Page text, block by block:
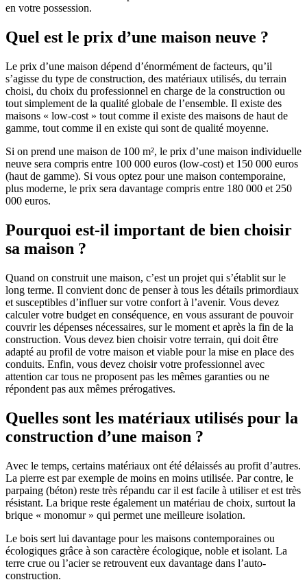
en votre possession.
Quel est le prix d’une maison neuve ?
Le prix d’une maison dépend d’énormément de facteurs, qu’il
s’agisse du type de construction, des matériaux utilisés, du terrain
choisi, du choix du professionnel en charge de la construction ou
tout simplement de la qualité globale de l’ensemble. Il existe des
maisons « low-cost » tout comme il existe des maisons de haut de
gamme, tout comme il en existe qui sont de qualité moyenne.
Si on prend une maison de 100 m², le prix d’une maison individuelle
neuve sera compris entre 100 000 euros (low-cost) et 150 000 euros
(haut de gamme). Si vous optez pour une maison contemporaine,
plus moderne, le prix sera davantage compris entre 180 000 et 250
000 euros.
Pourquoi est-il important de bien choisir
sa maison ?
Quand on construit une maison, c’est un projet qui s’établit sur le
long terme. Il convient donc de penser à tous les détails primordiaux
et susceptibles d’influer sur votre confort à l’avenir. Vous devez
calculer votre budget en conséquence, en vous assurant de pouvoir
couvrir les dépenses nécessaires, sur le moment et après la fin de la
construction. Vous devez bien choisir votre terrain, qui doit être
adapté au profil de votre maison et viable pour la mise en place des
conduits. Enfin, vous devez choisir votre professionnel avec
attention car tous ne proposent pas les mêmes garanties ou ne
répondent pas aux mêmes prérogatives.
Quelles sont les matériaux utilisés pour la
construction d’une maison ?
Avec le temps, certains matériaux ont été délaissés au profit d’autres.
La pierre est par exemple de moins en moins utilisée. Par contre, le
parpaing (béton) reste très répandu car il est facile à utiliser et est très
résistant. La brique reste également un matériau de choix, surtout la
brique « monomur » qui permet une meilleure isolation.
Le bois sert lui davantage pour les maisons contemporaines ou
écologiques grâce à son caractère écologique, noble et isolant. La
terre crue ou l’acier se retrouvent eux davantage dans l’auto-
construction.